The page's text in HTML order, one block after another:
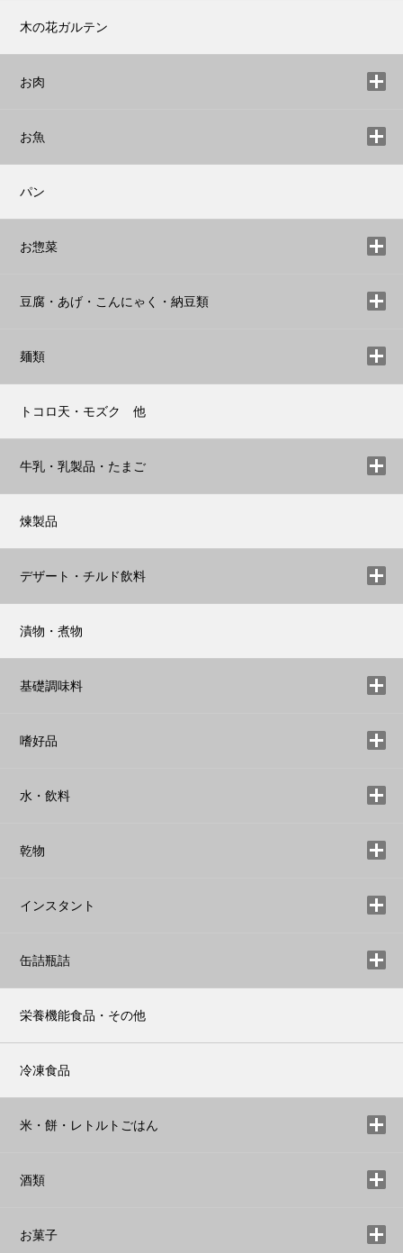
木の花ガルテン
お肉
お魚
パン
お惣菜
豆腐・あげ・こんにゃく・納豆類
麺類
トコロ天・モズク 他
牛乳・乳製品・たまご
煉製品
デザート・チルド飲料
漬物・煮物
基礎調味料
嗜好品
水・飲料
乾物
インスタント
缶詰瓶詰
栄養機能食品・その他
冷凍食品
米・餅・レトルトごはん
酒類
お菓子